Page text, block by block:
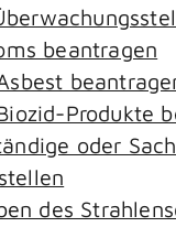
beantragen
Produkte
oder
des